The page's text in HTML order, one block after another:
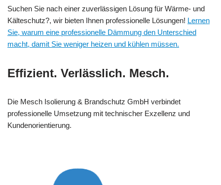
Suchen Sie nach einer zuverlässigen Lösung für Wärme- und
Kälteschutz?, wir bieten Ihnen professionelle Lösungen! Lernen
Sie, warum eine professionelle Dämmung den Unterschied
macht, damit Sie weniger heizen und kühlen müssen.
Effizient. Verlässlich. Mesch.
Die Mesch Isolierung & Brandschutz GmbH verbindet
professionelle Umsetzung mit technischer Exzellenz und
Kundenorientierung.